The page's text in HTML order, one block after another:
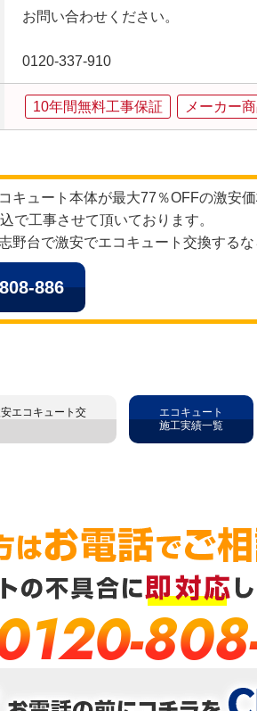
お問い合わせください。
0120‐337-910
10年間無料工事保証 メーカー
キュート本体が最大77％OFFの激安
で工事させて頂いております。
野台で激安でエコキュート交換する
886
エコキュート交
エコキュート
施工実績一覧